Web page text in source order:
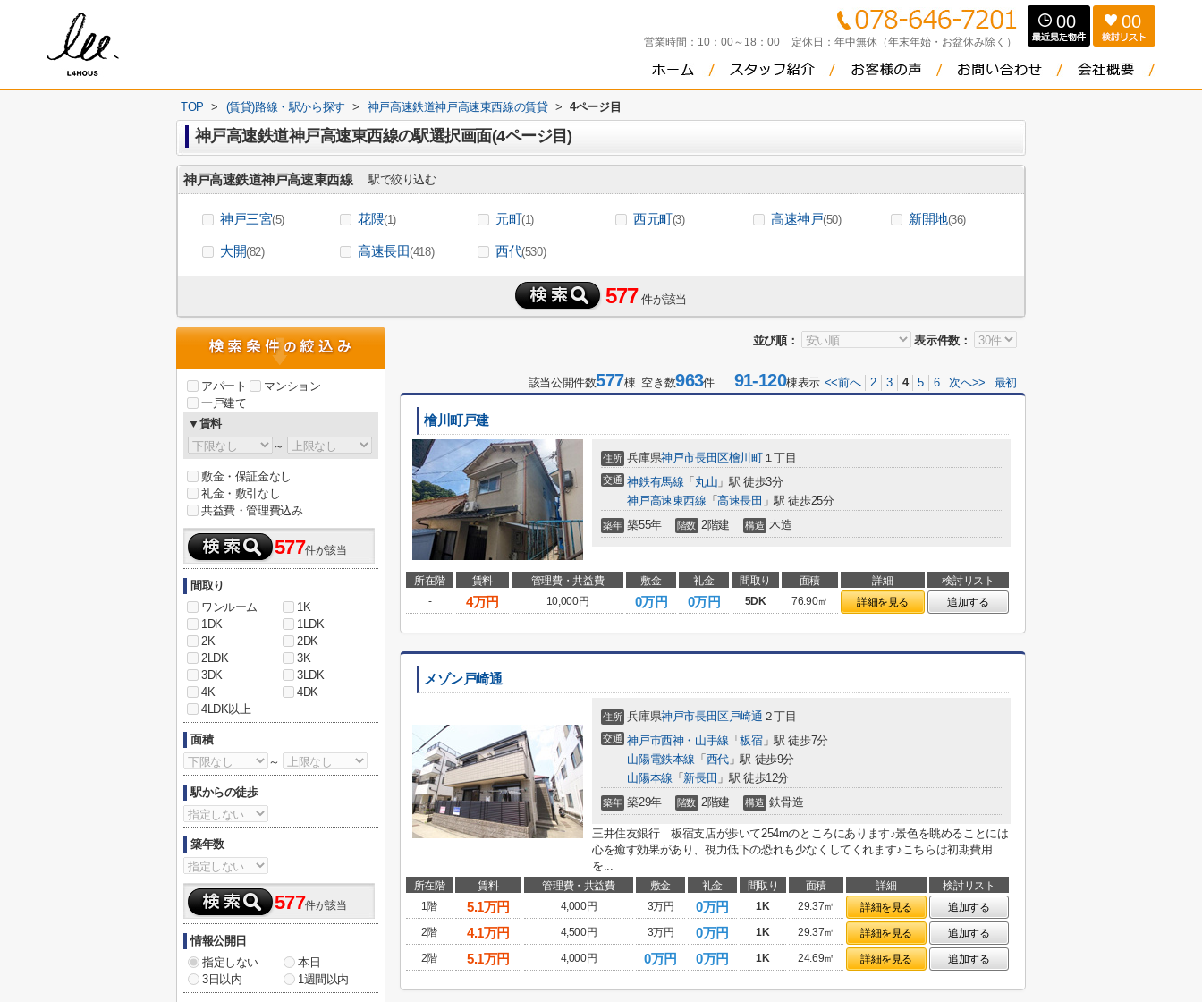
営業時間： 10：00～18：00 定休日： 年中無休（年末年始・お盆休み除く）
00 00
TOP > (賃貸)路線・駅から探す > 神戸高速鉄道神戸高速東西線の賃貸 > 4ページ目
神戸高速鉄道神戸高速東西線の駅選択画面(4ページ目)
神戸高速鉄道神戸高速東西線 駅で絞り込む
神戸三宮(5) 花隈(1) 元町(1) 西元町(3) 高速神戸(50) 新開地(36)
大開(82) 高速長田(418) 西代(530)
577 件が該当
並び順： 表示件数：
該当公開件数577棟 空き数963件 91-120棟表示 <<前へ 2 3 4 5 6 次へ>> 最初
檜川町戸建
住所 兵庫県神戸市長田区檜川町１丁目
交通 神鉄有馬線 「 丸山 」駅 徒歩3分
神戸高速東西線 「高速長田 」駅 徒歩25分
築年 築55年 階数 2階建 構造 木造
所在階 賃料 管理費・共益費 敷金 礼金 間取り 面積 詳細
検討リスト
-
4万円 10,000円 0万円 0万円 5DK 76.90㎡ 詳細を見る 追加する
メゾン戸崎通
住所 兵庫県神戸市長田区戸崎通 ２丁目
交通 神戸市西神・山手線 「板宿」駅 徒歩7分
山陽電鉄本線 「 西代」駅 徒歩9分
山陽本線 「 新長田 」駅 徒歩12分
築年 築29年 階数 2階建 構造 鉄骨造
三井住友銀行 板宿支店が歩いて254mのところにあります♪景色を眺めることには
心を癒す効果があり、視力低下の恐れも少なくしてくれます♪こちらは初期費用
を...
所在階 賃料 管理費・共益費 敷金 礼金 間取り 面積 詳細
検討リスト
1階
5.1万円 4,000円 3万円 0万円 1K 29.37㎡ 詳細を見る
追加する
2階
4.1万円 4,500円 3万円 0万円 1K 29.37㎡ 詳細を見る
追加する
2階
5.1万円 4,000円 0万円 0万円 1K 24.69㎡ 詳細を見る 追加する
アパート
マンション
一戸建て
▼賃料
～
敷金・保証金なし
礼金・敷引なし
共益費・管理費込み
577件が該当
間取り
ワンルーム
1K
1DK
1LDK
2K
2DK
2LDK
3K
3DK
3LDK
4K
4DK
4LDK以上
面積
～
駅からの徒歩
築年数
577件が該当
情報公開日
指定しない
本日
3日以内
1週間以内